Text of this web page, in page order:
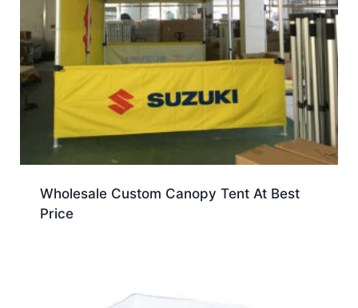
Wholesale Custom Canopy Tent At Best
Price